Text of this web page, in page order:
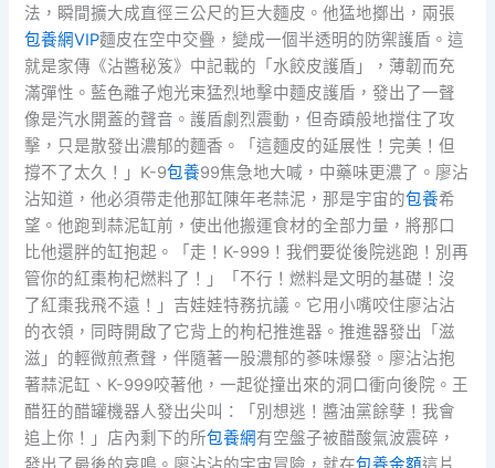
法，瞬間擴大成直徑三公尺的巨大麵皮。他猛地擲出，兩張
包養網VIP麵皮在空中交疊，變成一個半透明的防禦護盾。這
就是家傳《沾醬秘笈》中記載的「水餃皮護盾」，薄韌而充
滿彈性。藍色離子炮光束猛烈地擊中麵皮護盾，發出了一聲
像是汽水開蓋的聲音。護盾劇烈震動，但奇蹟般地擋住了攻
擊，只是散發出濃郁的麵香。「這麵皮的延展性！完美！但
撐不了太久！」K-9包養99焦急地大喊，中藥味更濃了。廖沾
沾知道，他必須帶走他那缸陳年老蒜泥，那是宇宙的包養希
望。他跑到蒜泥缸前，使出他搬運食材的全部力量，將那口
比他還胖的缸抱起。「走！K-999！我們要從後院逃跑！別再
管你的紅棗枸杞燃料了！」「不行！燃料是文明的基礎！沒
了紅棗我飛不遠！」吉娃娃特務抗議。它用小嘴咬住廖沾沾
的衣領，同時開啟了它背上的枸杞推進器。推進器發出「滋
滋」的輕微煎煮聲，伴隨著一股濃郁的蔘味爆發。廖沾沾抱
著蒜泥缸、K-999咬著他，一起從撞出來的洞口衝向後院。王
醋狂的醋罐機器人發出尖叫：「別想逃！醬油黨餘孽！我會
追上你！」店內剩下的所包養網有空盤子被醋酸氣波震碎，